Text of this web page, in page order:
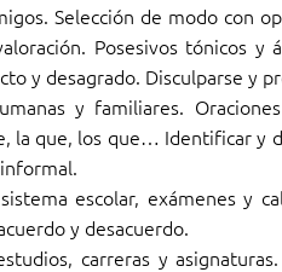
Selección de modo con
Posesivos tónicos y
y desagrado. Disculparse y
y familiares.
la que, los que… Identificar y
escolar, exámenes y
y desacuerdo.
carreras y